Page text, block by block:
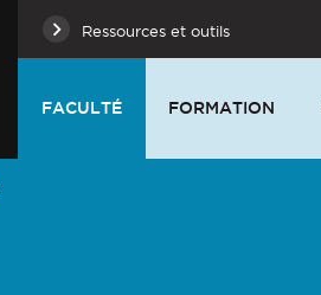
Ressources et outils
FACULTÉ FORMATION